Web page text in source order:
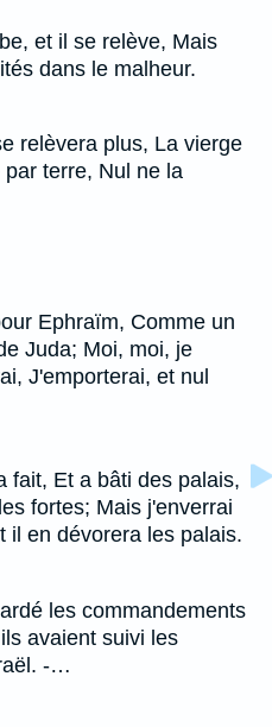
et il se relève, Mais
dans le malheur.
relèvera plus, La vierge
terre, Nul ne la
Ephraïm, Comme un
Juda; Moi, moi, je
J'emporterai, et nul
fait, Et a bâti des palais,
fortes; Mais j'enverrai
il en dévorera les palais.
les commandements
avaient suivi les
-…